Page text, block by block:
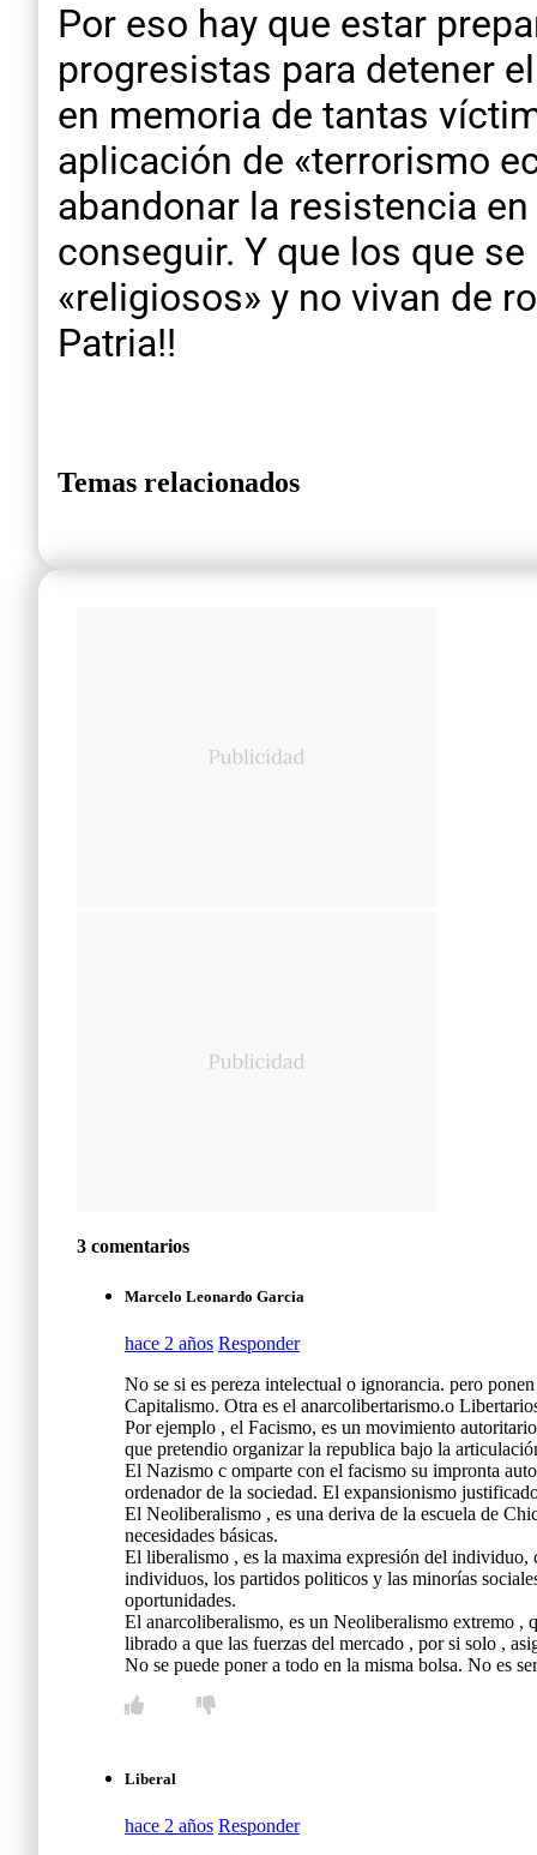
Por eso hay que estar
progresistas para detener
en memoria de tantas
aplicación de «terrorismo
abandonar la resistencia
conseguir. Y que los que
«religiosos» y no vivan de
Patria!!
Temas relacionados
3 comentarios
Marcelo Leonardo Garcia
hace 2 años Responder
No se si es pereza intelectual o ignorancia. pero
Capitalismo. Otra es el anarcolibertarismo.o
Por ejemplo , el Facismo, es un movimiento
que pretendio organizar la republica bajo la
El Nazismo c omparte con el facismo su impronta
ordenador de la sociedad. El expansionismo
El Neoliberalismo , es una deriva de la escuela de
necesidades básicas.
El liberalismo , es la maxima expresión del individuo,
individuos, los partidos politicos y las minorías
oportunidades.
El anarcoliberalismo, es un Neoliberalismo extremo ,
librado a que las fuerzas del mercado , por si solo ,
No se puede poner a todo en la misma bolsa. No es
Liberal
hace 2 años Responder